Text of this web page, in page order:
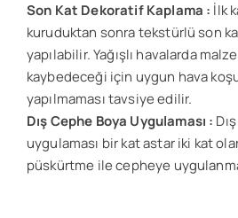
Son Kat Dekoratif Kaplama : İlk
kuruduktan sonra tekstürlü son
yapılabilir. Yağışlı havalarda
kaybedeceği için uygun hava
yapılmaması tavsiye edilir.
Dış Cephe Boya Uygulaması :
uygulaması bir kat astar iki kat
püskürtme ile cepheye